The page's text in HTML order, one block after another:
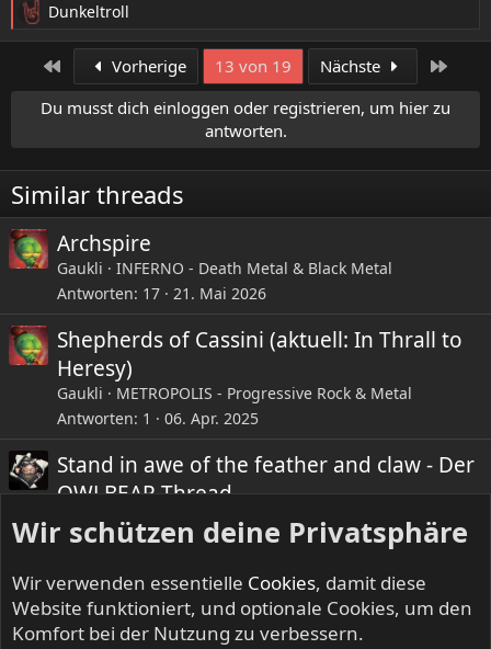
Gute Teilequalität, an der Anleitung gibt es nix zu
meckern, aber ein paar der Bautechniken sind fragwürdig
- vor allem das Dach auf dem Koffer, da gehört innen eine
große Plate drunter statt so runder Tellerchen mit Noppen.
Ist ein ordentlich großes Fahrzeug im Minifiguren-
Maßstab. Die beiden Minecraft-Helden stehen natürlich
auf eckige Autos, und passen locker rein (auch hinten auf
die Krankentragen).
R
e
o
n
e
n
:
Dunkeltroll
Erste Vorherige 13 von 19 Nächste
Du musst dich einloggen oder registrieren, um hier zu
antworten.
Similar threads
Archspire
Gaukli
INFERNO - Death Metal & Black Metal
Antworten 17 21. Mai 2026
Shepherds of Cassini (aktuell: In Thrall to
Heresy)
Gaukli
METROPOLIS - Progressive Rock & Metal
Antworten 1 06. Apr. 2025
Stand in awe of the feather and claw - Der
OWLBEAR Thread
Dr. Pepe
IRON FISTS - Heavy Metal & Doom Metal
Antworten 8 18. Feb. 2026
Imminent Sonic Destruction - Open up the
Floodgate!
RageXX
METROPOLIS - Progressive Rock & Metal